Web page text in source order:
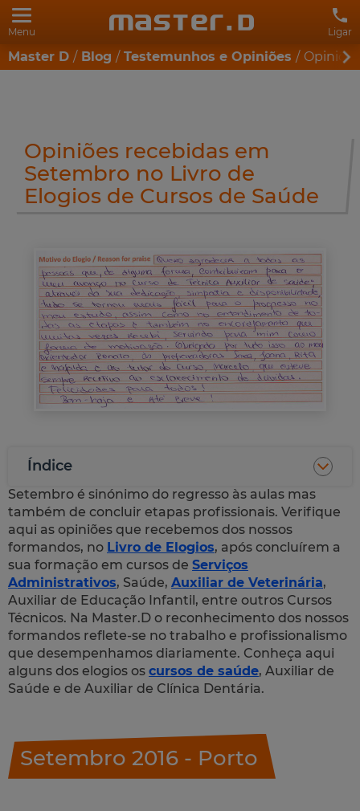
Menu Ligar
Master D Blog Testemunhos e Opiniões
Opiniões recebidas em
Setembro no Livro de
Elogios de Cursos de Saúde
Índice
Setembro é sinónimo do regresso às aulas mas
também de concluir etapas profissionais. Verifique
aqui as opiniões que recebemos dos nossos
formandos, no Livro de Elogios, após concluírem a
sua formação em cursos de Serviços
Administrativos, Saúde, Auxiliar de Veterinária,
Auxiliar de Educação Infantil, entre outros Cursos
Técnicos. Na Master.D o reconhecimento dos nossos
formandos reflete-se no trabalho e profissionalismo
que desempenhamos diariamente. Conheça aqui
alguns dos elogios os cursos de saúde, Auxiliar de
Saúde e de Auxiliar de Clínica Dentária.
Setembro 2016 - Porto